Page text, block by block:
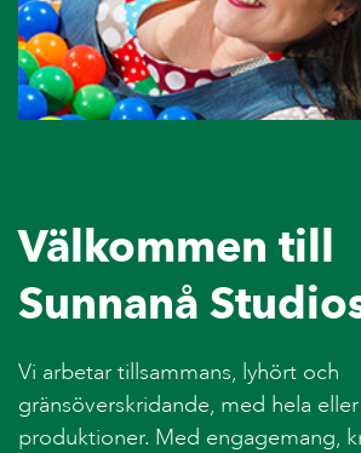
Välkommen till
Sunnanå
Vi arbetar tillsammans, lyhört och
gränsöverskridande, med hela
produktioner. Med engagemang,